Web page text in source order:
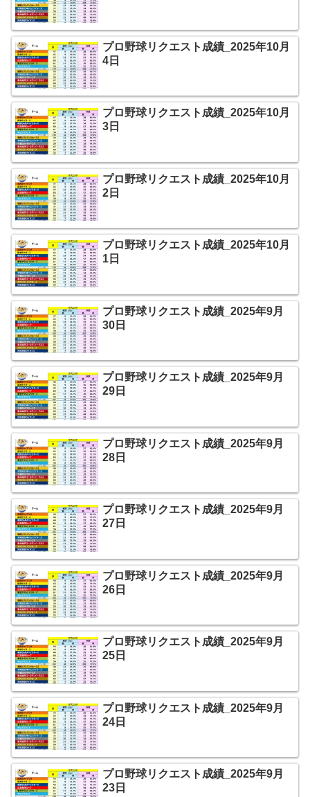
プロ野球リクエスト成績_2025年10月
4日
プロ野球リクエスト成績_2025年10月
3日
プロ野球リクエスト成績_2025年10月
2日
プロ野球リクエスト成績_2025年10月
1日
プロ野球リクエスト成績_2025年9月
30日
プロ野球リクエスト成績_2025年9月
29日
プロ野球リクエスト成績_2025年9月
28日
プロ野球リクエスト成績_2025年9月
27日
プロ野球リクエスト成績_2025年9月
26日
プロ野球リクエスト成績_2025年9月
25日
プロ野球リクエスト成績_2025年9月
24日
プロ野球リクエスト成績_2025年9月
23日